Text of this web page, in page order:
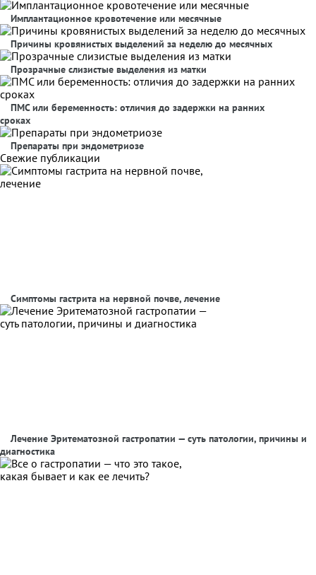
Имплантационное кровотечение или месячные
Причины кровянистых выделений за неделю до месячных
Прозрачные слизистые выделения из матки
ПМС или беременность: отличия до задержки на ранних
сроках
Препараты при эндометриозе
Свежие публикации
Симптомы гастрита на нервной почве, лечение
Лечение Эритематозной гастропатии — суть патологии, причины и
диагностика